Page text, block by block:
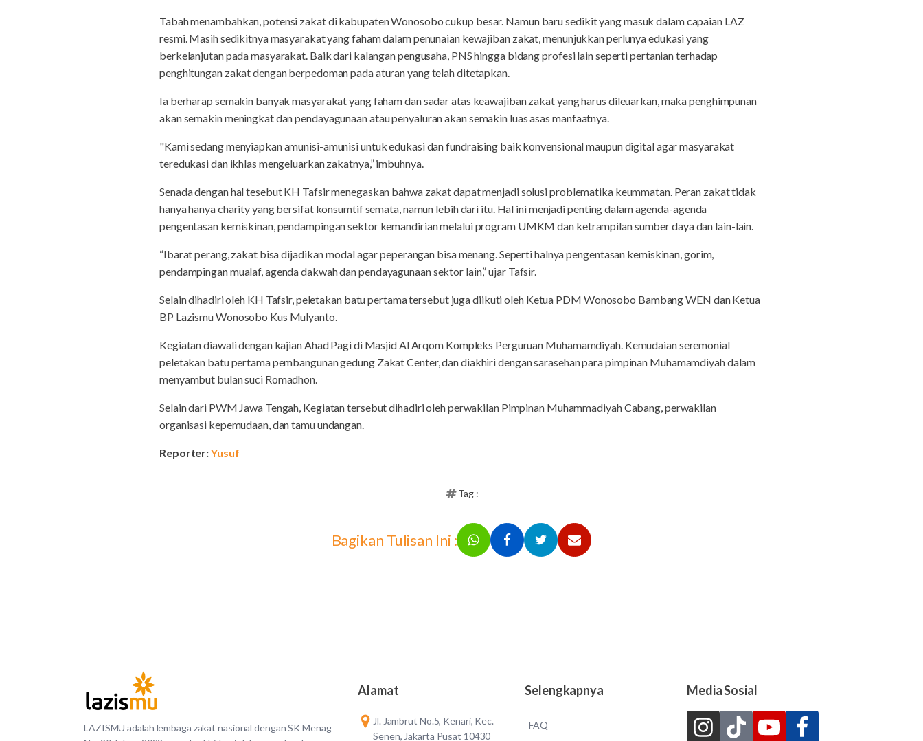
Tabah menambahkan, potensi zakat di kabupaten Wonosobo cukup besar. Namun baru sedikit yang masuk dalam capaian LAZ
resmi. Masih sedikitnya masyarakat yang faham dalam penunaian kewajiban zakat, menunjukkan perlunya edukasi yang
berkelanjutan pada masyarakat. Baik dari kalangan pengusaha, PNS hingga bidang profesi lain seperti pertanian terhadap
penghitungan zakat dengan berpedoman pada aturan yang telah ditetapkan.
Ia berharap semakin banyak masyarakat yang faham dan sadar atas keawajiban zakat yang harus dileuarkan, maka penghimpunan
akan semakin meningkat dan pendayagunaan atau penyaluran akan semakin luas asas manfaatnya.
"Kami sedang menyiapkan amunisi-amunisi untuk edukasi dan fundraising baik konvensional maupun digital agar masyarakat
teredukasi dan ikhlas mengeluarkan zakatnya,” imbuhnya.
Senada dengan hal tesebut KH Tafsir menegaskan bahwa zakat dapat menjadi solusi problematika keummatan. Peran zakat tidak
hanya hanya charity yang bersifat konsumtif semata, namun lebih dari itu. Hal ini menjadi penting dalam agenda-agenda
pengentasan kemiskinan, pendampingan sektor kemandirian melalui program UMKM dan ketrampilan sumber daya dan lain-lain.
“Ibarat perang, zakat bisa dijadikan modal agar peperangan bisa menang. Seperti halnya pengentasan kemiskinan, gorim,
pendampingan mualaf, agenda dakwah dan pendayagunaan sektor lain,” ujar Tafsir.
Selain dihadiri oleh KH Tafsir, peletakan batu pertama tersebut juga diikuti oleh Ketua PDM Wonosobo Bambang WEN dan Ketua
BP Lazismu Wonosobo Kus Mulyanto.
Kegiatan diawali dengan kajian Ahad Pagi di Masjid Al Arqom Kompleks Perguruan Muhamamdiyah. Kemudaian seremonial
peletakan batu pertama pembangunan gedung Zakat Center, dan diakhiri dengan sarasehan para pimpinan Muhamamdiyah dalam
menyambut bulan suci Romadhon.
Selain dari PWM Jawa Tengah, Kegiatan tersebut dihadiri oleh perwakilan Pimpinan Muhammadiyah Cabang, perwakilan
organisasi kepemudaan, dan tamu undangan.
Reporter:Yusuf
Tag :
Bagikan Tulisan Ini :
LAZISMU adalah lembaga zakat nasional dengan SK Menag
Alamat
Jl. Jambrut No.5, Kenari, Kec.
Senen, Jakarta Pusat 10430
Selengkapnya
FAQ
Media Sosial